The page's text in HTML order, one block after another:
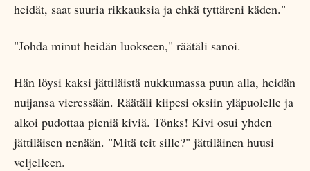
heidät, saat suuria rikkauksia ja ehkä tyttäreni käden."
"Johda minut heidän luokseen," räätäli sanoi.
Hän löysi kaksi jättiläistä nukkumassa puun alla, heidän
nuijansa vieressään. Räätäli kiipesi oksiin yläpuolelle ja
alkoi pudottaa pieniä kiviä. Tönks! Kivi osui yhden
jättiläisen nenään. "Mitä teit sille?" jättiläinen huusi
veljelleen.